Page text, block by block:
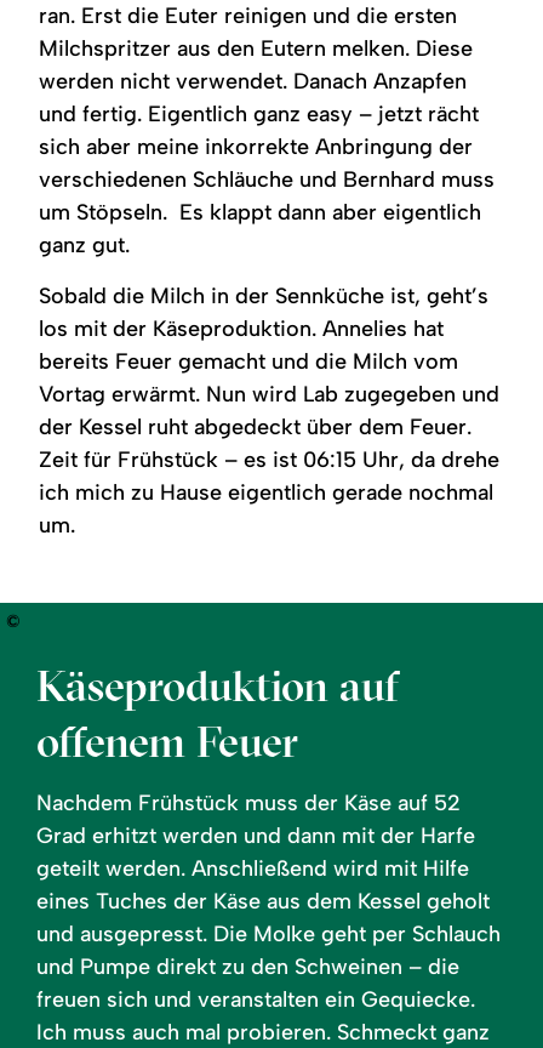
ran. Erst die Euter reinigen und die ersten
Milchspritzer aus den Eutern melken. Diese
werden nicht verwendet. Danach Anzapfen
und fertig. Eigentlich ganz easy – jetzt rächt
sich aber meine inkorrekte Anbringung der
verschiedenen Schläuche und Bernhard muss
um Stöpseln. Es klappt dann aber eigentlich
ganz gut.
Sobald die Milch in der Sennküche ist, geht’s
los mit der Käseproduktion. Annelies hat
bereits Feuer gemacht und die Milch vom
Vortag erwärmt. Nun wird Lab zugegeben und
der Kessel ruht abgedeckt über dem Feuer.
Zeit für Frühstück – es ist 06:15 Uhr, da drehe
ich mich zu Hause eigentlich gerade nochmal
um.
©
Käseproduktion auf
offenem Feuer
Nachdem Frühstück muss der Käse auf 52
Grad erhitzt werden und dann mit der Harfe
geteilt werden. Anschließend wird mit Hilfe
eines Tuches der Käse aus dem Kessel geholt
und ausgepresst. Die Molke geht per Schlauch
und Pumpe direkt zu den Schweinen – die
freuen sich und veranstalten ein Gequiecke.
Ich muss auch mal probieren. Schmeckt ganz